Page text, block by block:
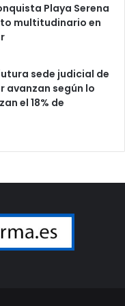
Playa Serena
multitudinario en
sede judicial de
avanzan según lo
el 18% de